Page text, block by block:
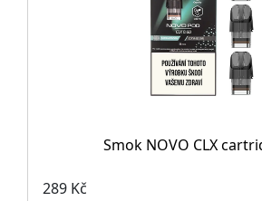
Smok NOVO CLX
289 Kč